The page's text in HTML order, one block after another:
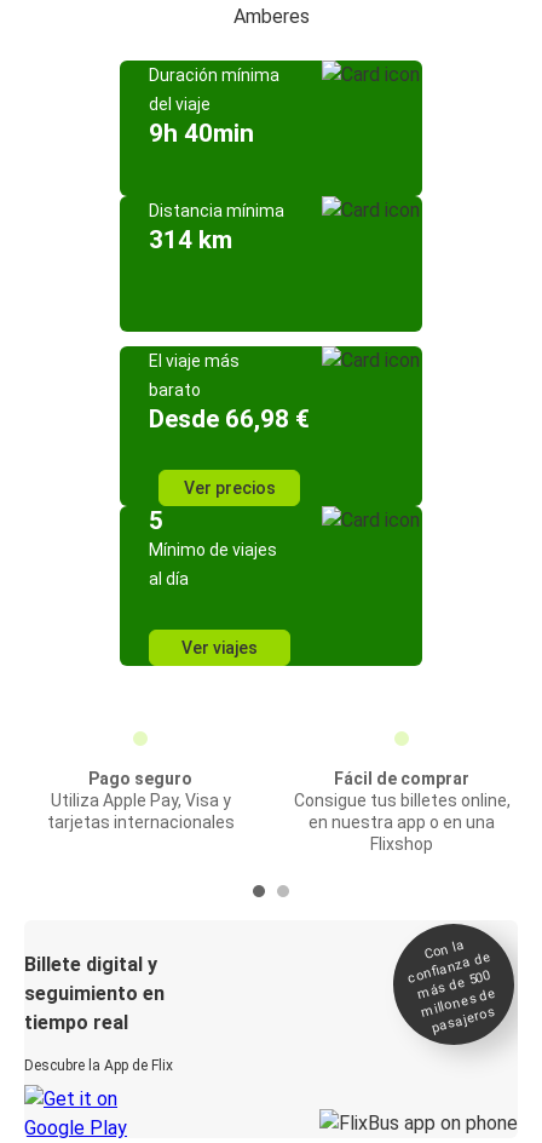
Amberes
Duración mínima
del viaje
9h 40min
Distancia mínima
314 km
El viaje más
barato
Desde 66,98 €
Ver precios
5
Mínimo de viajes
al día
Ver viajes
Pago seguro
Utiliza Apple Pay, Visa y
tarjetas internacionales
Fácil de comprar
Consigue tus billetes online,
en nuestra app o en una
Flixshop
Billete digital y
seguimiento en
tiempo real
Descubre la App de Flix
Con la
confianza de
más de 500
millones de
pasajeros